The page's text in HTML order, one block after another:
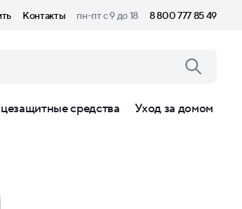
Контакты пн-пт с 9 до 18 8 800 777 85 49
средства Уход за домом